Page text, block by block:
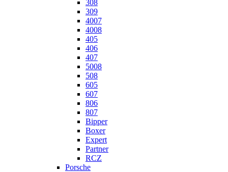
308
309
4007
4008
405
406
407
5008
508
605
607
806
807
Bipper
Boxer
Expert
Partner
RCZ
Porsche